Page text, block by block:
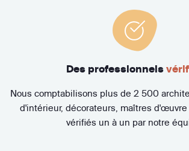
Des professionnels
Nous comptabilisons plus de 2 500
d'intérieur, décorateurs, maîtres
vérifiés un à un par notre